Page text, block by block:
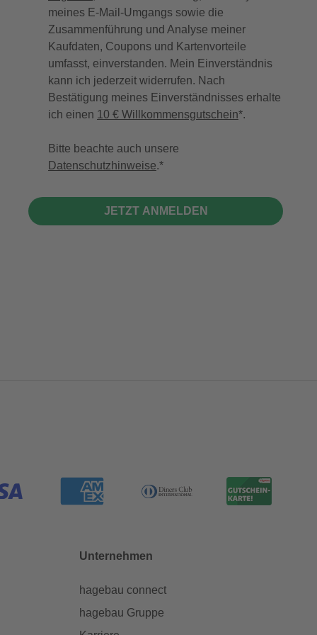
meines E-Mail-Umgangs sowie die
Zusammenführung und Analyse meiner
Kaufdaten, Coupons und Kartenvorteile
umfasst, einverstanden. Mein Einverständnis
kann ich jederzeit widerrufen. Nach
Bestätigung meines Einverständnisses erhalte
ich einen 10 € Willkommensgutschein*.
Bitte beachte auch unsere
Datenschutzhinweise.
JETZT ANMELDEN
Unternehmen
hagebau connect
hagebau Gruppe